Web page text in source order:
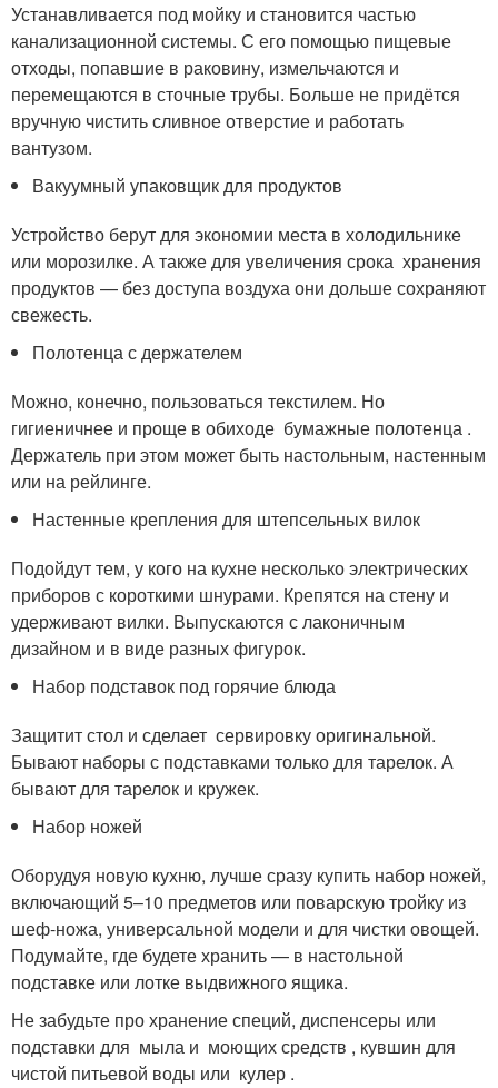
Устанавливается под мойку и становится частью
канализационной системы. С его помощью пищевые
отходы, попавшие в раковину, измельчаются и
перемещаются в сточные трубы. Больше не придётся
вручную чистить сливное отверстие и работать
вантузом.
Вакуумный упаковщик для продуктов
Устройство берут для экономии места в холодильнике
или морозилке. А также для увеличения срока хранения
продуктов — без доступа воздуха они дольше сохраняют
свежесть.
Полотенца с держателем
Можно, конечно, пользоваться текстилем. Но
гигиеничнее и проще в обиходе бумажные полотенца .
Держатель при этом может быть настольным, настенным
или на рейлинге.
Настенные крепления для штепсельных вилок
Подойдут тем, у кого на кухне несколько электрических
приборов с короткими шнурами. Крепятся на стену и
удерживают вилки. Выпускаются с лаконичным
дизайном и в виде разных фигурок.
Набор подставок под горячие блюда
Защитит стол и сделает сервировку оригинальной.
Бывают наборы с подставками только для тарелок. А
бывают для тарелок и кружек.
Набор ножей
Оборудуя новую кухню, лучше сразу купить набор ножей,
включающий 5–10 предметов или поварскую тройку из
шеф-ножа, универсальной модели и для чистки овощей.
Подумайте, где будете хранить — в настольной
подставке или лотке выдвижного ящика.
Не забудьте про хранение специй, диспенсеры или
подставки для мыла и моющих средств , кувшин для
чистой питьевой воды или кулер .